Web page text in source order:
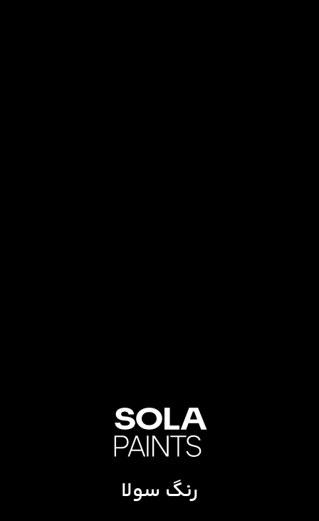
رنگ سولا